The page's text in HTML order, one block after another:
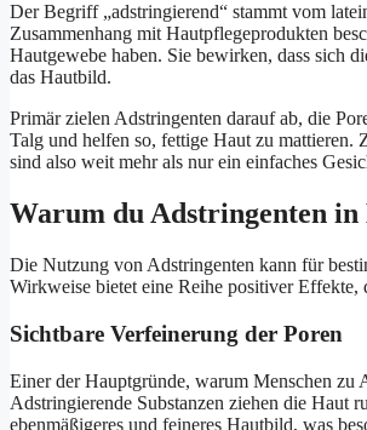
Der Begriff „adstringierend“ stammt vom
Zusammenhang mit Hautpflegeprodukten
Hautgewebe haben. Sie bewirken, dass sich
das Hautbild.
Primär zielen Adstringenten darauf ab, die
Talg und helfen so, fettige Haut zu mattieren.
sind also weit mehr als nur ein einfaches
Warum du Adstringenten
Die Nutzung von Adstringenten kann für
Wirkweise bietet eine Reihe positiver
Sichtbare Verfeinerung der Poren
Einer der Hauptgründe, warum Menschen zu
Adstringierende Substanzen ziehen die Haut
ebenmäßigeres und feineres Hautbild, was